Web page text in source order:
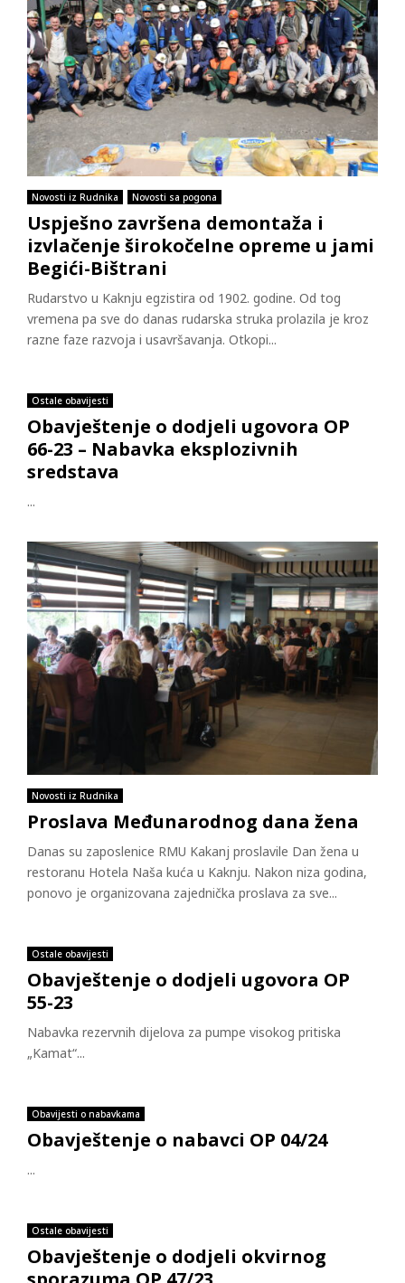
Novosti iz Rudnika Novosti sa pogona
Uspješno završena demontaža i
izvlačenje širokočelne opreme u jami
Begići-Bištrani
Rudarstvo u Kaknju egzistira od 1902. godine. Od tog
vremena pa sve do danas rudarska struka prolazila je kroz
razne faze razvoja i usavršavanja. Otkopi...
Ostale obavijesti
Obavještenje o dodjeli ugovora OP
66-23 – Nabavka eksplozivnih
sredstava
...
Novosti iz Rudnika
Proslava Međunarodnog dana žena
Danas su zaposlenice RMU Kakanj proslavile Dan žena u
restoranu Hotela Naša kuća u Kaknju. Nakon niza godina,
ponovo je organizovana zajednička proslava za sve...
Ostale obavijesti
Obavještenje o dodjeli ugovora OP
55-23
Nabavka rezervnih dijelova za pumpe visokog pritiska
„Kamat“...
Obavijesti o nabavkama
Obavještenje o nabavci OP 04/24
...
Ostale obavijesti
Obavještenje o dodjeli okvirnog